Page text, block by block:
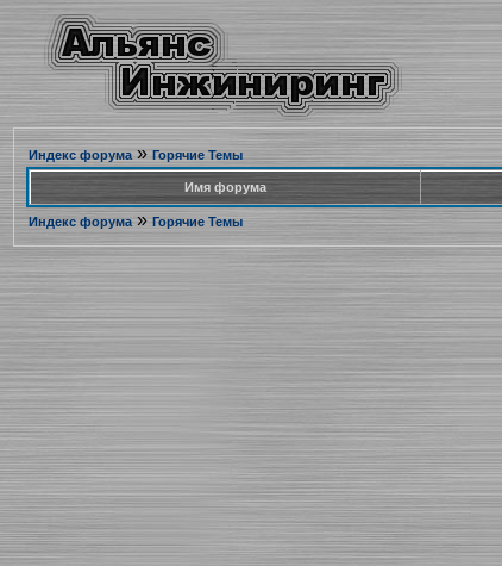
Индекс форума» Горячие Темы
Имя форума
Индекс форума» Горячие Темы